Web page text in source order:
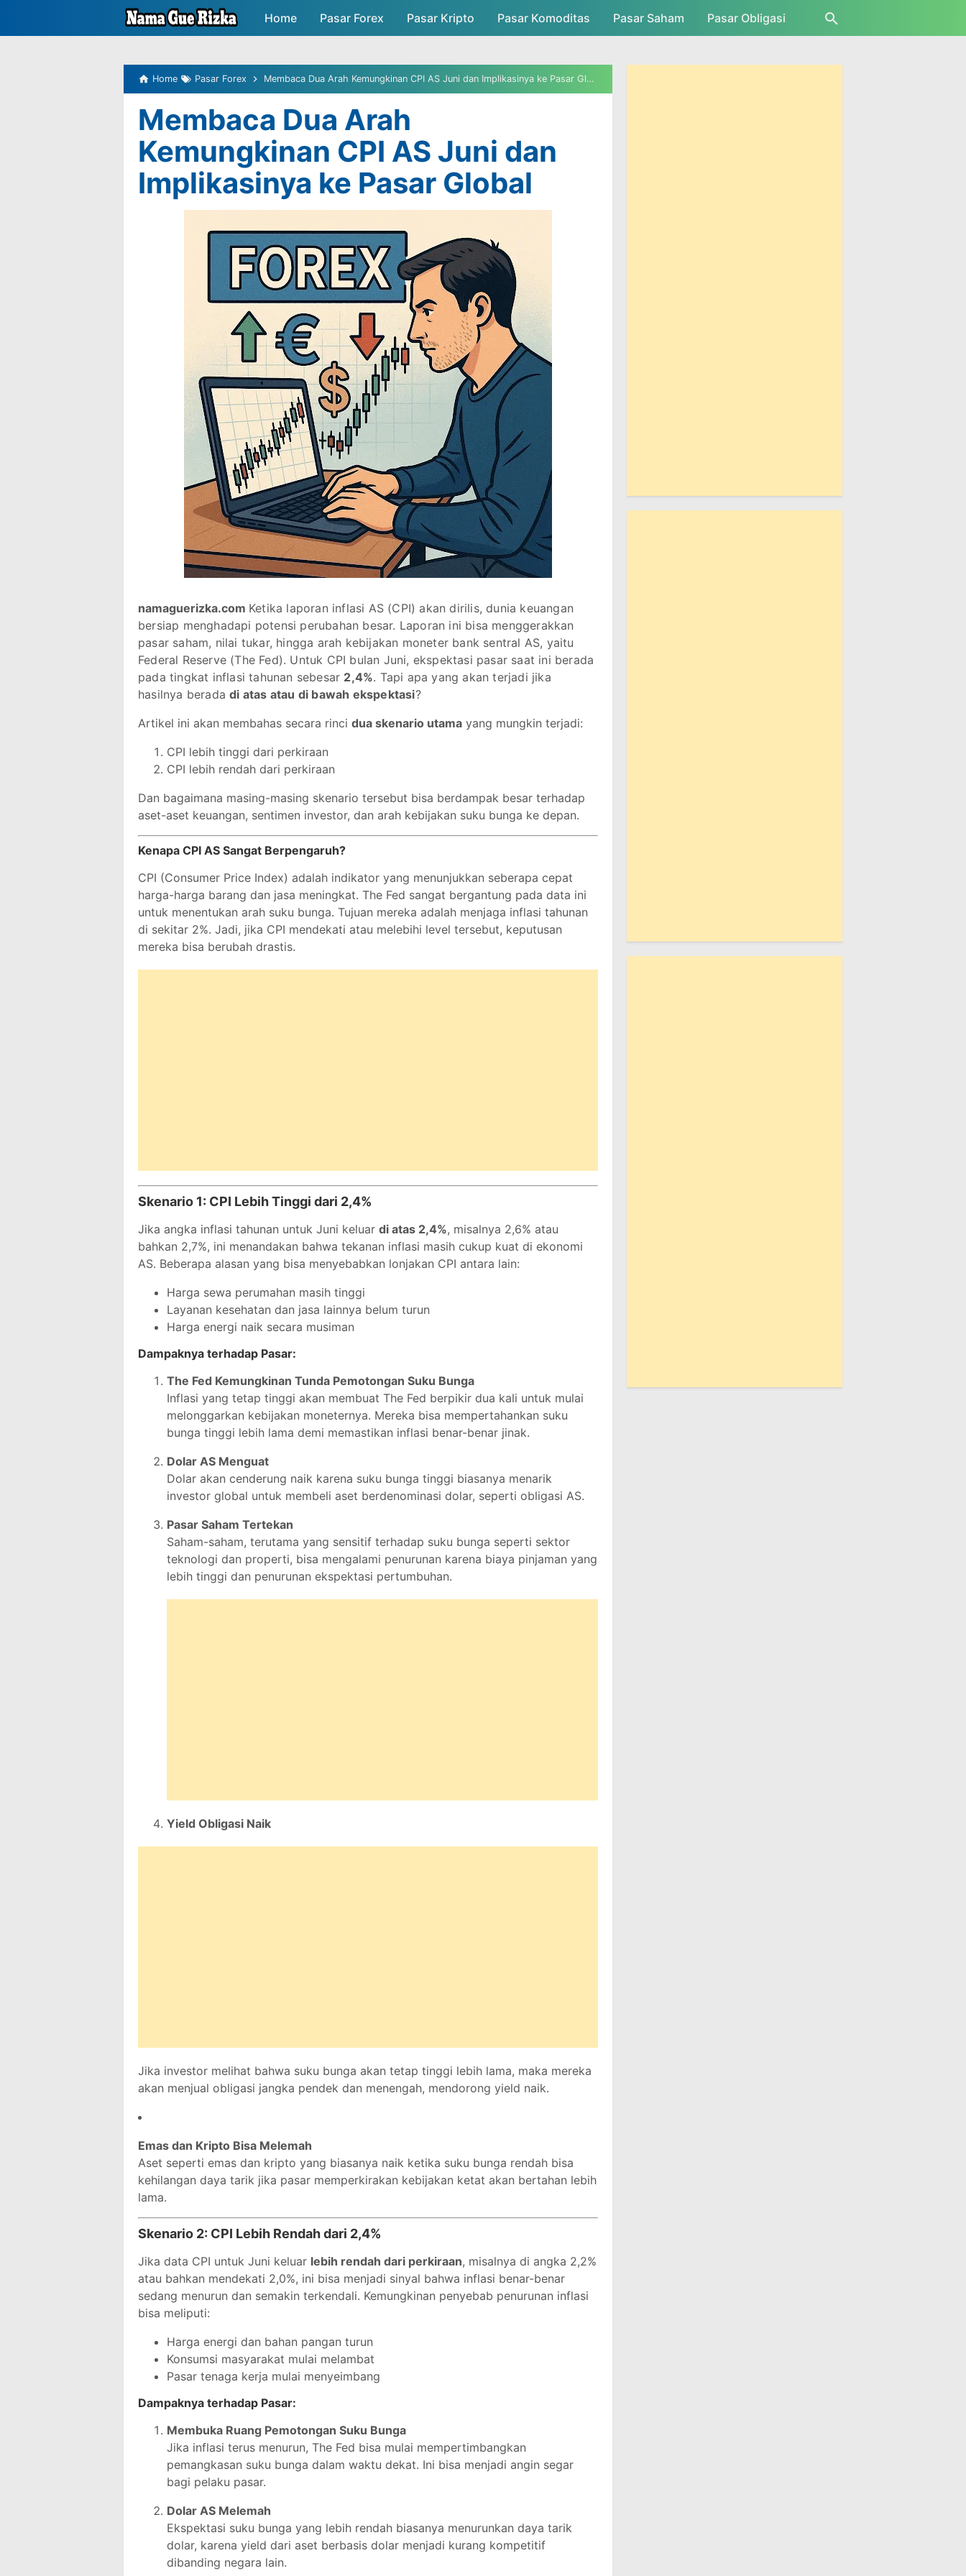
Skip to main content
Home Pasar Forex Pasar Kripto Pasar Komoditas Pasar Saham Pasar Obligasi
Home Pasar Forex Membaca Dua Arah Kemungkinan CPI AS Juni dan Implikasinya ke Pasar Global
Membaca Dua Arah
Kemungkinan CPI AS Juni dan
Implikasinya ke Pasar Global
namaguerizka.com Ketika laporan inflasi AS (CPI) akan dirilis, dunia keuangan
bersiap menghadapi potensi perubahan besar. Laporan ini bisa menggerakkan
pasar saham, nilai tukar, hingga arah kebijakan moneter bank sentral AS, yaitu
Federal Reserve (The Fed). Untuk CPI bulan Juni, ekspektasi pasar saat ini berada
pada tingkat inflasi tahunan sebesar 2,4%. Tapi apa yang akan terjadi jika
hasilnya beradadi atas atau di bawah ekspektasi?
Artikel ini akan membahas secara rinci dua skenario utama yang mungkin terjadi:
CPI lebih tinggi dari perkiraan
CPI lebih rendah dari perkiraan
Dan bagaimana masing-masing skenario tersebut bisa berdampak besar terhadap
aset-aset keuangan, sentimen investor, dan arah kebijakan suku bunga ke depan.
Kenapa CPI AS Sangat Berpengaruh?
CPI (Consumer Price Index) adalah indikator yang menunjukkan seberapa cepat
harga-harga barang dan jasa meningkat. The Fed sangat bergantung pada data ini
untuk menentukan arah suku bunga. Tujuan mereka adalah menjaga inflasi tahunan
di sekitar 2%. Jadi, jika CPI mendekati atau melebihi level tersebut, keputusan
mereka bisa berubah drastis.
Skenario 1: CPI Lebih Tinggi dari 2,4%
Jika angka inflasi tahunan untuk Juni keluar di atas 2,4%, misalnya 2,6% atau
bahkan 2,7%, ini menandakan bahwa tekanan inflasi masih cukup kuat di ekonomi
AS. Beberapa alasan yang bisa menyebabkan lonjakan CPI antara lain:
Harga sewa perumahan masih tinggi
Layanan kesehatan dan jasa lainnya belum turun
Harga energi naik secara musiman
Dampaknya terhadap Pasar:
The Fed Kemungkinan Tunda Pemotongan Suku Bunga
Inflasi yang tetap tinggi akan membuat The Fed berpikir dua kali untuk mulai
melonggarkan kebijakan moneternya. Mereka bisa mempertahankan suku
bunga tinggi lebih lama demi memastikan inflasi benar-benar jinak.
Dolar AS Menguat
Dolar akan cenderung naik karena suku bunga tinggi biasanya menarik
investor global untuk membeli aset berdenominasi dolar, seperti obligasi AS.
Pasar Saham Tertekan
Saham-saham, terutama yang sensitif terhadap suku bunga seperti sektor
teknologi dan properti, bisa mengalami penurunan karena biaya pinjaman yang
lebih tinggi dan penurunan ekspektasi pertumbuhan.
Yield Obligasi Naik
Jika investor melihat bahwa suku bunga akan tetap tinggi lebih lama, maka mereka
akan menjual obligasi jangka pendek dan menengah, mendorong yield naik.
Emas dan Kripto Bisa Melemah
Aset seperti emas dan kripto yang biasanya naik ketika suku bunga rendah bisa
kehilangan daya tarik jika pasar memperkirakan kebijakan ketat akan bertahan lebih
lama.
Skenario 2: CPI Lebih Rendah dari 2,4%
Jika data CPI untuk Juni keluar lebih rendah dari perkiraan, misalnya di angka 2,2%
atau bahkan mendekati 2,0%, ini bisa menjadi sinyal bahwa inflasi benar-benar
sedang menurun dan semakin terkendali. Kemungkinan penyebab penurunan inflasi
bisa meliputi:
Harga energi dan bahan pangan turun
Konsumsi masyarakat mulai melambat
Pasar tenaga kerja mulai menyeimbang
Dampaknya terhadap Pasar:
Membuka Ruang Pemotongan Suku Bunga
Jika inflasi terus menurun, The Fed bisa mulai mempertimbangkan
pemangkasan suku bunga dalam waktu dekat. Ini bisa menjadi angin segar
bagi pelaku pasar.
Dolar AS Melemah
Ekspektasi suku bunga yang lebih rendah biasanya menurunkan daya tarik
dolar, karena yield dari aset berbasis dolar menjadi kurang kompetitif
dibanding negara lain.